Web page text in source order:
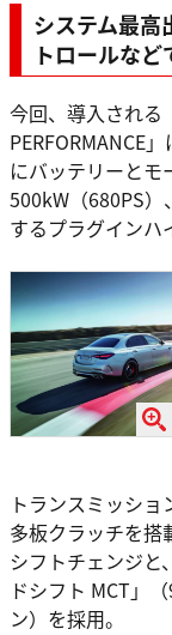
システム最
トロールな
今回、導入される
PERFORMANCE
にバッテリーとモ
500kW（680PS
するプラグインハ
トランスミッシ
多板クラッチを搭
シフトチェンジと
ドシフト MCT」
ン）を採用。